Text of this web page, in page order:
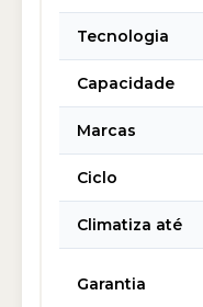
Tecnologia
Capacidade
Marcas
Ciclo
Climatiza até
Garantia